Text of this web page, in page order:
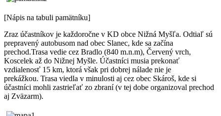
[Nápis na tabuli pamätníku]
Zraz účastníkov je každoročne v KD obce Nižná Myšľa. Odtiaľ sú
prepravený autobusom nad obec Slanec, kde sa začína
prechod.Trasa vedie cez Bradlo (840 m.n.m), Červený vrch,
Koscelek až do Nižnej Myšle. Účastníci musia prekonať
vzdialenosť 15 km, ktorá však pri dobrej nálade nie je
prekážkou. Trasa viedla v minulosti aj cez obec Skároš, kde si
účastníci mohli zastrieľať zo zbraní (v tej dobe organizoval prechod
aj Zväzarm).